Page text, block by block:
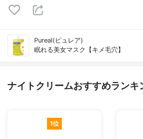
Pureal(ピュレア)
眠れる美女マスク【キメ毛穴】
ナイトクリームおすすめランキ
1位